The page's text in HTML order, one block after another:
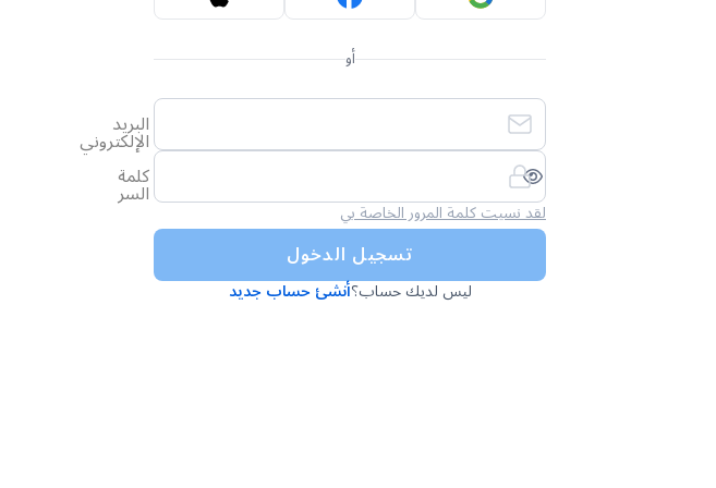
أو
البريد
الإلكتروني
كلمة
السر
لقد نسيت كلمة المرور الخاصة بي
تسجيل الدخول
ليس لديك حساب؟أنشئ حساب جديد